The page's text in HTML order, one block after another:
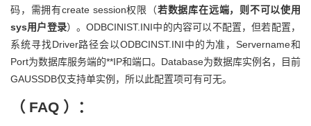
码，需拥有create session权限（若数据库在远端，则不可以使用
sys用户登录）。ODBCINIST.INI中的内容可以不配置，但若配置，
系统寻找Driver路径会以ODBCINST.INI中的为准，Servername和
Port为数据库服务端的**IP和端口。Database为数据库实例名，目前
GAUSSDB仅支持单实例，所以此配置项可有可无。
（ FAQ ）：